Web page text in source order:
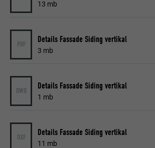
13 mb
PDF Details Fassade Siding vertikal
3 mb
DWG Details Fassade Siding vertikal
1 mb
DXF Details Fassade Siding vertikal
11 mb